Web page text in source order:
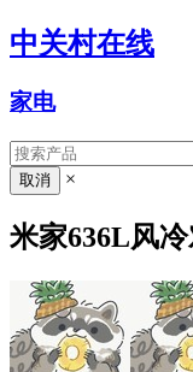
中关村在线
家电
×
米家636L风